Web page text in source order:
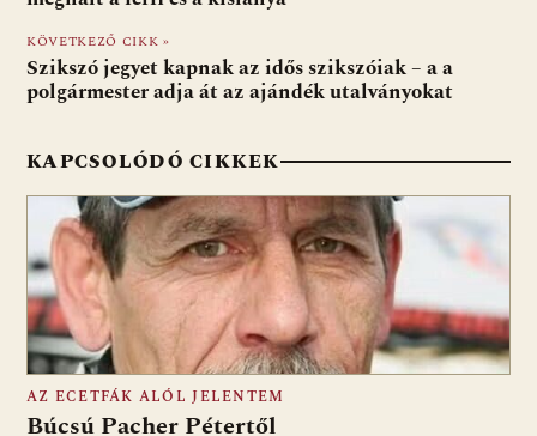
o
k
p
p
KÖVETKEZŐ CIKK »
Szikszó jegyet kapnak az idős szikszóiak – a a
polgármester adja át az ajándék utalványokat
KAPCSOLÓDÓ CIKKEK
AZ ECETFÁK ALÓL JELENTEM
Búcsú Pacher Pétertől